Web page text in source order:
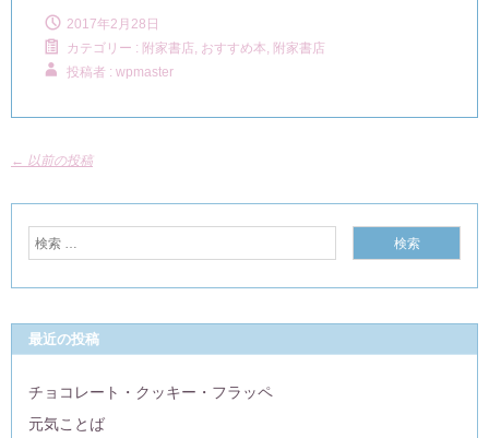
2017年2月28日
カテゴリー : 附家書店, おすすめ本, 附家書店
投稿者 : wpmaster
← 以前の投稿
最近の投稿
チョコレート・クッキー・フラッペ
元気ことば